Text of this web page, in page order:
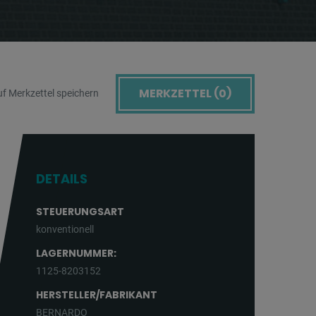
Merkzettel speichern MERKZETTEL (0)
DETAILS
STEUERUNGSART
konventionell
LAGERNUMMER:
1125-8203152
HERSTELLER/FABRIKANT
BERNARDO